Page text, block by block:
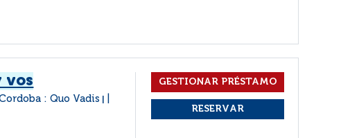
vos
: Quo Vadis